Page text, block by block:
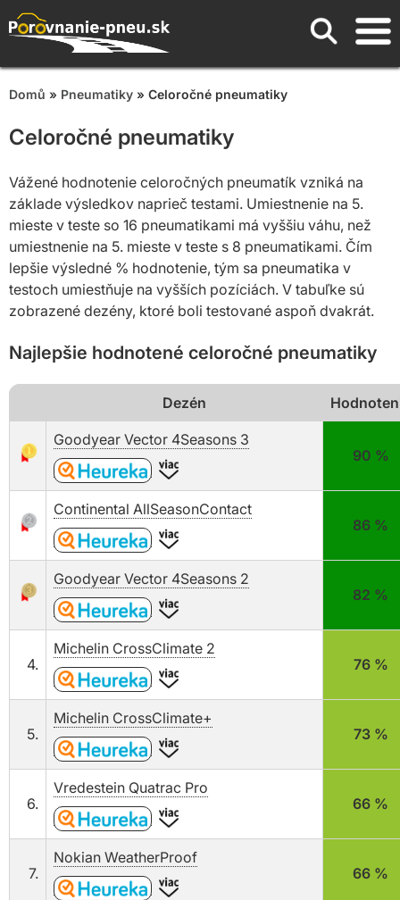
Domů » Pneumatiky » Celoročné pneumatiky
Celoročné pneumatiky
Vážené hodnotenie celoročných pneumatík vzniká na
základe výsledkov naprieč testami. Umiestnenie na 5.
mieste v teste so 16 pneumatikami má vyššiu váhu, než
umiestnenie na 5. mieste v teste s 8 pneumatikami. Čím
lepšie výsledné % hodnotenie, tým sa pneumatika v
testoch umiestňuje na vyšších pozíciách. V tabuľke sú
zobrazené dezény, ktoré boli testované aspoň dvakrát.
Najlepšie hodnotené celoročné pneumatiky
Dezén
Goodyear Vector 4Seasons 3
90 %
Continental AllSeasonContact
86 %
Goodyear Vector 4Seasons 2
82 %
4.
Michelin CrossClimate 2
76 %
5.
Michelin CrossClimate+
73 %
6.
Vredestein Quatrac Pro
66 %
7.
Nokian WeatherProof
66 %